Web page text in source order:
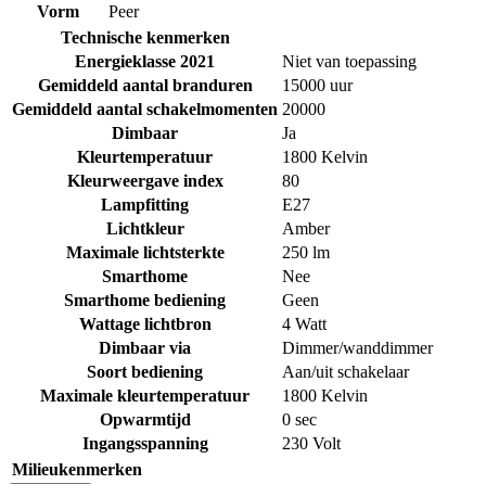
Vorm
Peer
Technische kenmerken
Energieklasse 2021
Niet van toepassing
Gemiddeld aantal branduren
15000 uur
Gemiddeld aantal schakelmomenten 20000
Dimbaar
Ja
Kleurtemperatuur
1800 Kelvin
Kleurweergave index
80
Lampfitting
E27
Lichtkleur
Amber
Maximale lichtsterkte
250 lm
Smarthome
Nee
Smarthome bediening
Geen
Wattage lichtbron
4 Watt
Dimbaar via
Dimmer/wanddimmer
Soort bediening
Aan/uit schakelaar
Maximale kleurtemperatuur
1800 Kelvin
Opwarmtijd
0 sec
Ingangsspanning
230 Volt
Milieukenmerken